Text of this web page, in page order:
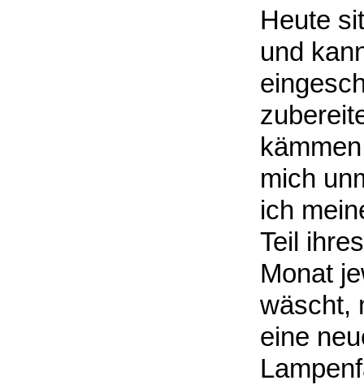
Heute
und
mich
ich
Teil
Monat
wäscht,
eine